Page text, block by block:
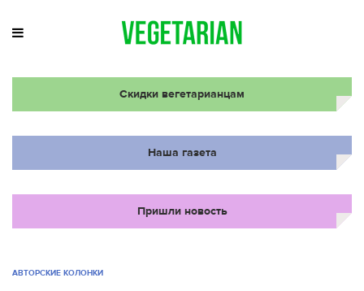
Скидки вегетарианцам
Наша газета
Пришли новость
АВТОРСКИЕ КОЛОНКИ